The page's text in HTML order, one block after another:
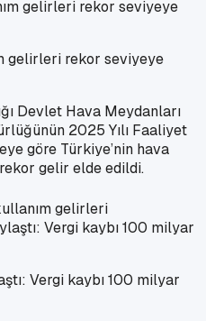
gelirleri rekor seviyeye
Devlet Hava Meydanları
2025 Yılı Faaliyet
göre Türkiye’nin hava
gelir elde edildi.
gelirleri
Vergi kaybı 100 milyar